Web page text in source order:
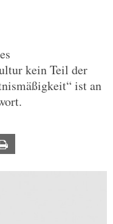
kein Teil der
ist an